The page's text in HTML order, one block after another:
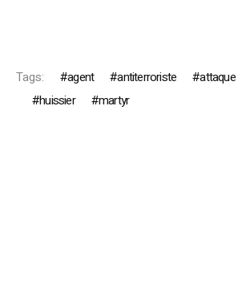
Tags: agent antiterroriste attaque
huissier
martyr